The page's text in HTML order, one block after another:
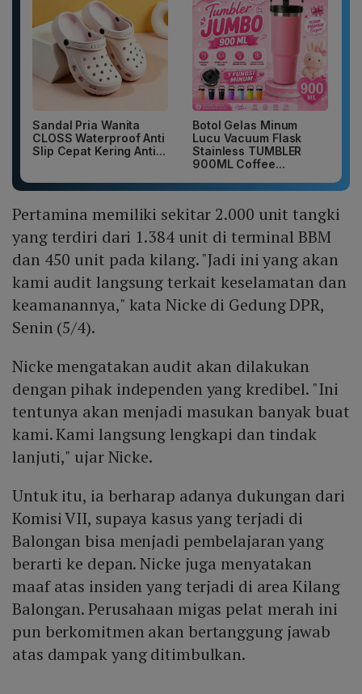
Sandal Pria Wanita
CLOSS Waterproof Anti
Slip Cepat Kering Anti...
Botol Gelas Minum
Lucu Vacuum Flask
Stainless TUMBLER
900ML Coffee...
Pertamina memiliki sekitar 2.000 unit tangki
yang terdiri dari 1.384 unit di terminal BBM
dan 450 unit pada kilang. "Jadi ini yang akan
kami audit langsung terkait keselamatan dan
keamanannya," kata Nicke di Gedung DPR,
Senin (5/4).
Nicke mengatakan audit akan dilakukan
dengan pihak independen yang kredibel. "Ini
tentunya akan menjadi masukan banyak buat
kami. Kami langsung lengkapi dan tindak
lanjuti," ujar Nicke.
Untuk itu, ia berharap adanya dukungan dari
Komisi VII, supaya kasus yang terjadi di
Balongan bisa menjadi pembelajaran yang
berarti ke depan. Nicke juga menyatakan
maaf atas insiden yang terjadi di area Kilang
Balongan. Perusahaan migas pelat merah ini
pun berkomitmen akan bertanggung jawab
atas dampak yang ditimbulkan.